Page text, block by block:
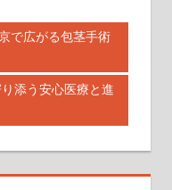
で広がる包茎手術
添う安心医療と進